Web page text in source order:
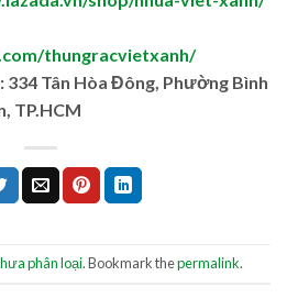
thungracvietxanh/
334 Tân Hòa Đông, Phường Bình
TP.HCM
phân loại. Bookmark thepermalink.